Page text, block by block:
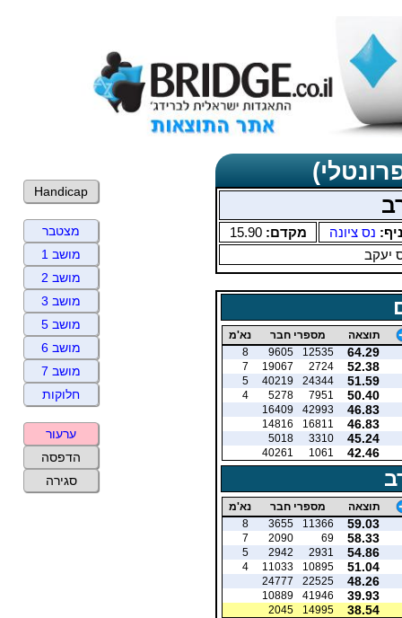
נס ציונה מקדם:15.90
יעקב
תוצאה מספרי חבר נא'מ
64.29
12535
9605
8
52.38
2724
19067
7
51.59
24344
40219
5
50.40
7951
5278
4
46.83
42993
16409
46.83
16811
14816
45.24
3310
5018
42.46
1061
40261
תוצאה מספרי חבר נא'מ
59.03
11366
3655
8
58.33
69
2090
7
54.86
2931
2942
5
51.04
10895
11033
4
48.26
22525
24777
39.93
41946
10889
38.54
14995
2045
Handicap
מצטבר
מושב 1
מושב 2
מושב 3
מושב 5
מושב 6
מושב 7
חלוקות
ערעור
הדפסה
סגירה